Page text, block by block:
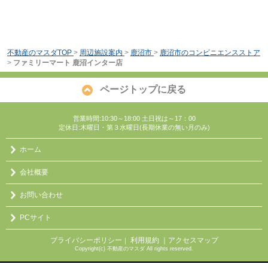
不動産のマスダTOP > 周辺施設案内 > 鹿沼市 > 鹿沼市のコンビニエンスストア
> ファミリーマート 鹿沼インター店
ページトップに戻る
営業時間:10:30～18:00 土日祝は～17：00
定休日:木曜日・第３水曜日(長期休業の無い月のみ)
ホーム
会社概要
お問い合わせ
PCサイト
プライバシーポリシー ｜ 利用規約 ｜アクセスマップ
Copyright(c) 不動産のマスダ All rights reserved.